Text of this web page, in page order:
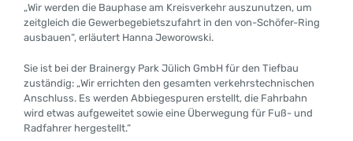
„Wir werden die Bauphase am Kreisverkehr auszunutzen, um
zeitgleich die Gewerbegebietszufahrt in den von-Schöfer-Ring
ausbauen“, erläutert Hanna Jeworowski.
Sie ist bei der Brainergy Park Jülich GmbH für den Tiefbau
zuständig: „Wir errichten den gesamten verkehrstechnischen
Anschluss. Es werden Abbiegespuren erstellt, die Fahrbahn
wird etwas aufgeweitet sowie eine Überwegung für Fuß- und
Radfahrer hergestellt.“